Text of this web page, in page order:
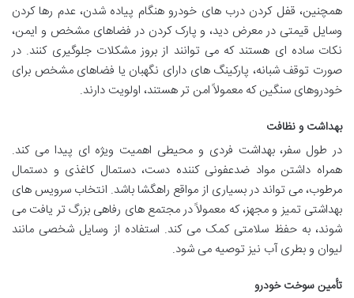
همچنین، قفل کردن درب های خودرو هنگام پیاده شدن، عدم رها کردن
وسایل قیمتی در معرض دید، و پارک کردن در فضاهای مشخص و ایمن،
نکات ساده ای هستند که می توانند از بروز مشکلات جلوگیری کنند. در
صورت توقف شبانه، پارکینگ های دارای نگهبان یا فضاهای مشخص برای
خودروهای سنگین که معمولاً امن تر هستند، اولویت دارند.
بهداشت و نظافت
در طول سفر، بهداشت فردی و محیطی اهمیت ویژه ای پیدا می کند.
همراه داشتن مواد ضدعفونی کننده دست، دستمال کاغذی و دستمال
مرطوب، می تواند در بسیاری از مواقع راهگشا باشد. انتخاب سرویس های
بهداشتی تمیز و مجهز، که معمولاً در مجتمع های رفاهی بزرگ تر یافت می
شوند، به حفظ سلامتی کمک می کند. استفاده از وسایل شخصی مانند
لیوان و بطری آب نیز توصیه می شود.
تأمین سوخت خودرو